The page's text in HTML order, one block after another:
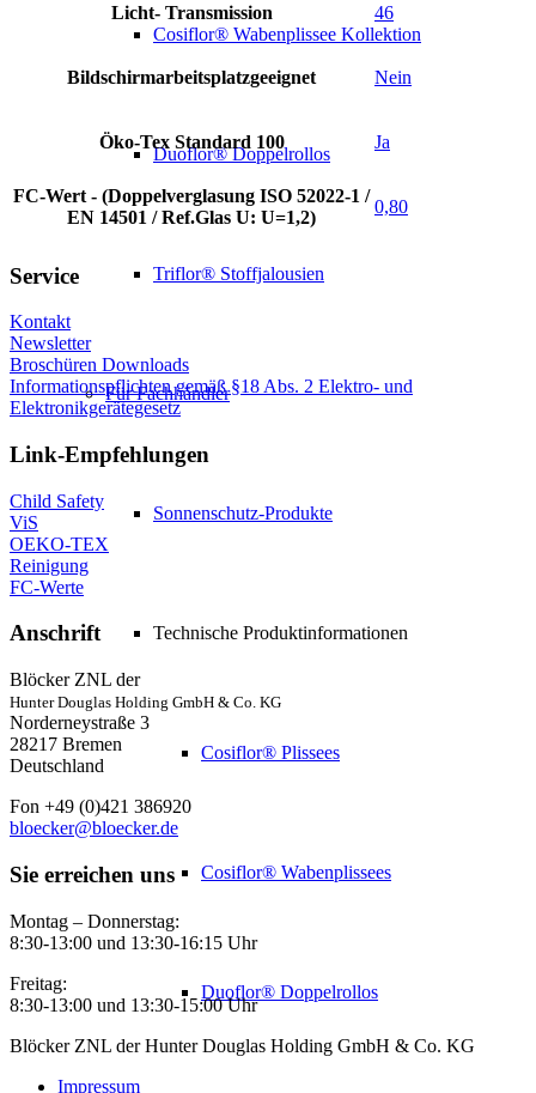
Cosiflor® Wabenplissee Kollektion
Duoflor® Doppelrollos
Triflor® Stoffjalousien
Für Fachhändler
Sonnenschutz-Produkte
Technische Produktinformationen
Cosiflor® Plissees
Cosiflor® Wabenplissees
Duoflor® Doppelrollos
Licht- Transmission 46
Bildschirmarbeitsplatzgeeignet Nein
Öko-Tex Standard 100 Ja
FC-Wert - (Doppelverglasung ISO 52022-1 /
EN 14501 / Ref.Glas U: U=1,2)
0,80
Service
Kontakt
Newsletter
Broschüren Downloads
Informationspflichten gemäß §18 Abs. 2 Elektro- und
Elektronikgerätegesetz
Link-Empfehlungen
Child Safety
ViS
OEKO-TEX
Reinigung
FC-Werte
Anschrift
Blöcker ZNL der
Hunter Douglas Holding GmbH & Co. KG
Norderneystraße 3
28217 Bremen
Deutschland
Fon +49 (0)421 386920
bloecker@bloecker.de
Sie erreichen uns
Montag – Donnerstag:
8:30-13:00 und 13:30-16:15 Uhr
Freitag:
8:30-13:00 und 13:30-15:00 Uhr
Blöcker ZNL der Hunter Douglas Holding GmbH & Co. KG
Impressum